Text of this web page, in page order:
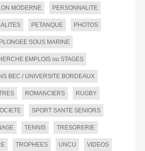
MODERNE PERSONNALITE
PETANQUE PHOTOS
PLONGEE SOUS MARINE
EMPLOIS ou STAGES
BEC / UNIVERSITE BORDEAUX
ROMANCIERS RUGBY
SPORT SANTE SENIORS
TENNIS TRESORERIE
TROPHEES UNCU VIDEOS